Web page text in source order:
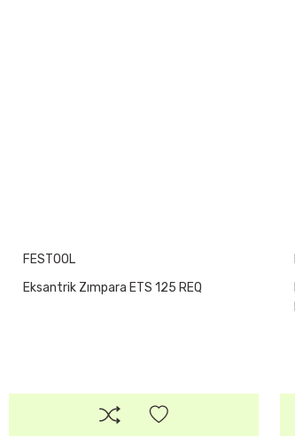
FESTOOL
Eksantrik Zımpara ETS 125 REQ